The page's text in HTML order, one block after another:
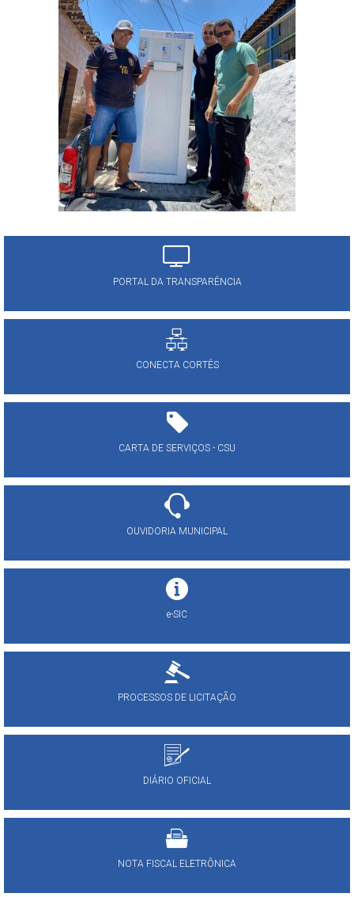
PORTAL DA TRANSPARÊNCIA
CONECTA CORTÊS
CARTA DE SERVIÇOS - CSU
OUVIDORIA MUNICIPAL
e-SIC
PROCESSOS DE LICITAÇÃO
DIÁRIO OFICIAL
NOTA FISCAL ELETRÔNICA